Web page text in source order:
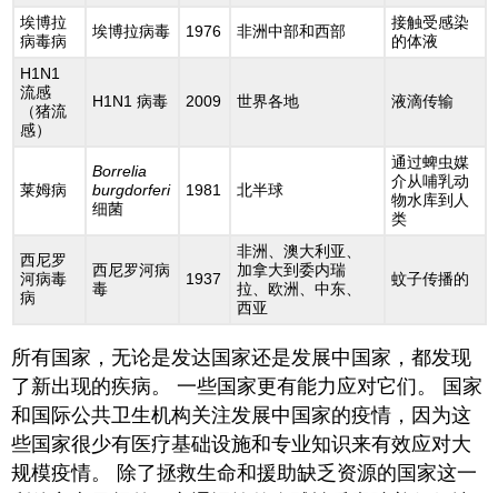
埃博拉
病毒病
埃博拉病毒 1976 非洲中部和西部
接触受感染
的体液
H1N1
流感
（猪流
感）
H1N1 病毒 2009 世界各地 液滴传输
莱姆病
Borrelia
burgdorferi
细菌
1981 北半球
通过蜱虫媒
介从哺乳动
物水库到人
类
西尼罗
河病毒
病
西尼罗河病
毒
1937
非洲、澳大利亚、
加拿大到委内瑞
拉、欧洲、中东、
西亚
蚊子传播的
所有国家，无论是发达国家还是发展中国家，都发现
了新出现的疾病。 一些国家更有能力应对它们。 国家
和国际公共卫生机构关注发展中国家的疫情，因为这
些国家很少有医疗基础设施和专业知识来有效应对大
规模疫情。 除了拯救生命和援助缺乏资源的国家这一